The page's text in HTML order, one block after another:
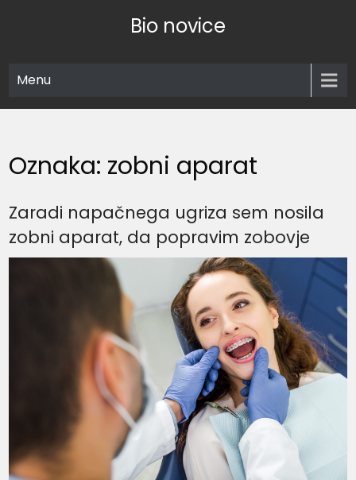
Bio novice
Menu
Oznaka: zobni aparat
Zaradi napačnega ugriza sem nosila
zobni aparat, da popravim zobovje